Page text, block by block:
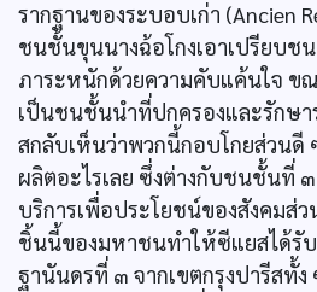
รากฐานของระบอบเก่า (Ancien
ชนชั้นขุนนางฉ้อโกงเอาเปรียบช
ภาระหนักด้วยความคับแค้นใจ ข
เป็นชนชั้นนำที่ปกครองและรักษา
สกลับเห็นว่าพวกนี้กอบโกยส่วนดี
ผลิตอะไรเลย ซึ่งต่างกับชนชั้นที่
บริการเพื่อประโยชน์ของสังคมส่
ชิ้นนี้ของมหาชนทำให้ซีแยสได้รั
ฐานันดรที่ ๓ จากเขตกรุงปารีสทั้ง